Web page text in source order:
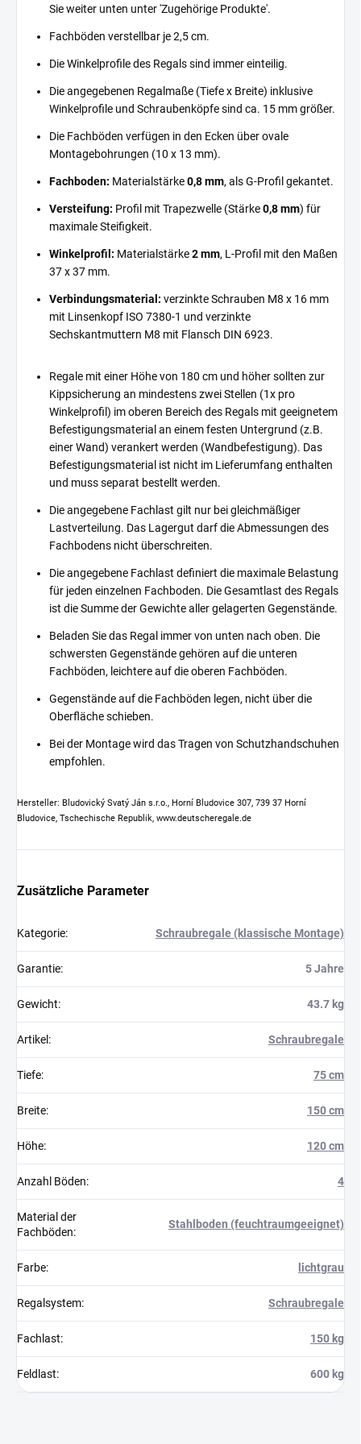
Sie weiter unten unter 'Zugehörige Produkte'.
Fachböden verstellbar je 2,5 cm.
Die Winkelprofile des Regals sind immer einteilig.
Die angegebenen Regalmaße (Tiefe x Breite) inklusive
Winkelprofile und Schraubenköpfe sind ca. 15 mm größer.
Die Fachböden verfügen in den Ecken über ovale
Montagebohrungen (10 x 13 mm).
Fachboden: Materialstärke0,8 mm, als G-Profil gekantet.
Versteifung: Profil mit Trapezwelle (Stärke0,8 mm) für
maximale Steifigkeit.
Winkelprofil: Materialstärke2 mm, L-Profil mit den Maßen
37 x 37 mm.
Verbindungsmaterial: verzinkte Schrauben M8 x 16 mm
mit Linsenkopf ISO 7380-1 und verzinkte
Sechskantmuttern M8 mit Flansch DIN 6923.
Regale mit einer Höhe von 180 cm und höher sollten zur
Kippsicherung an mindestens zwei Stellen (1x pro
Winkelprofil) im oberen Bereich des Regals mit geeignetem
Befestigungsmaterial an einem festen Untergrund (z.B.
einer Wand) verankert werden (Wandbefestigung). Das
Befestigungsmaterial ist nicht im Lieferumfang enthalten
und muss separat bestellt werden.
Die angegebene Fachlast gilt nur bei gleichmäßiger
Lastverteilung. Das Lagergut darf die Abmessungen des
Fachbodens nicht überschreiten.
Die angegebene Fachlast definiert die maximale Belastung
für jeden einzelnen Fachboden. Die Gesamtlast des Regals
ist die Summe der Gewichte aller gelagerten Gegenstände.
Beladen Sie das Regal immer von unten nach oben. Die
schwersten Gegenstände gehören auf die unteren
Fachböden, leichtere auf die oberen Fachböden.
Gegenstände auf die Fachböden legen, nicht über die
Oberfläche schieben.
Bei der Montage wird das Tragen von Schutzhandschuhen
empfohlen.
Hersteller: Bludovický Svatý Ján s.r.o., Horní Bludovice 307, 739 37 Horní
Bludovice, Tschechische Republik, www.deutscheregale.de
Zusätzliche Parameter
Kategorie: Schraubregale (klassische Montage)
Garantie: 5 Jahre
Gewicht: 43.7 kg
Artikel : Schraubregale
Tiefe: 75 cm
Breite: 150 cm
Höhe: 120 cm
Anzahl Böden: 4
Material der
Fachböden:
Stahlboden (feuchtraumgeeignet)
Farbe: lichtgrau
Regalsystem: Schraubregale
Fachlast: 150 kg
Feldlast: 600 kg